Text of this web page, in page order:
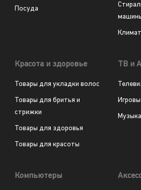
Посуда
Красота и здоровье
Товары для укладки волос
Товары для бритья и
стрижки
Товары для здоровья
Товары для красоты
ТВ и
Компьютеры